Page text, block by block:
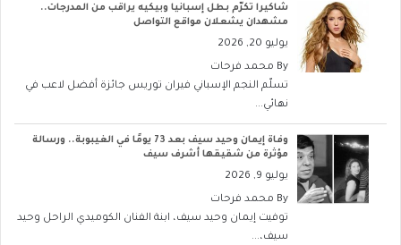
شاكيرا تكرّم بطل إسبانيا وبيكيه يراقب من المدرجات..
مشهدان يشعلان مواقع التواصل
يوليو 20, 2026
By محمد فرحات
تسلّم النجم الإسباني فيران توريس جائزة أفضل لاعب في
نهائي...
وفاة إيمان وحيد سيف بعد 73 يومًا في الغيبوبة.. ورسالة
مؤثرة من شقيقها أشرف سيف
يوليو 9, 2026
By محمد فرحات
توفيت إيمان وحيد سيف، ابنة الفنان الكوميدي الراحل وحيد
سيف،...